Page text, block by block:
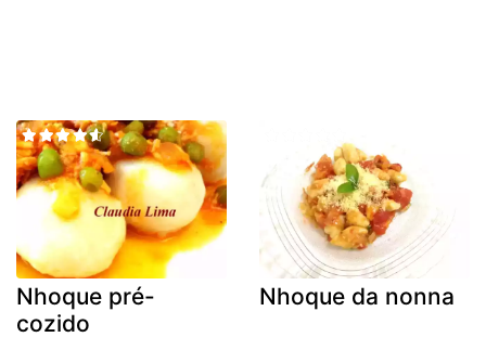
Nhoque pré-
cozido
Nhoque da nonna